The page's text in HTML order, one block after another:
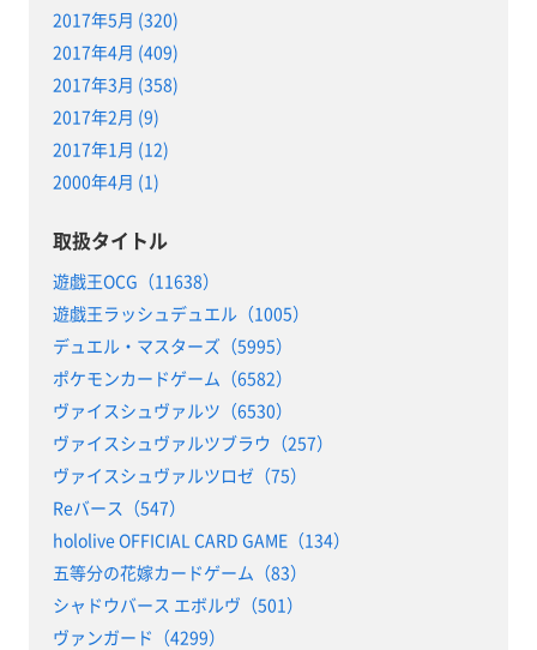
2017年5月 (320)
2017年4月 (409)
2017年3月 (358)
2017年2月 (9)
2017年1月 (12)
2000年4月 (1)
取扱タイトル
遊戯王OCG（11638）
遊戯王ラッシュデュエル（1005）
デュエル・マスターズ（5995）
ポケモンカードゲーム（6582）
ヴァイスシュヴァルツ（6530）
ヴァイスシュヴァルツブラウ（257）
ヴァイスシュヴァルツロゼ（75）
Reバース（547）
hololive OFFICIAL CARD GAME（134）
五等分の花嫁カードゲーム（83）
シャドウバース エボルヴ（501）
ヴァンガード（4299）